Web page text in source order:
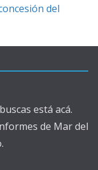
del
está acá.
de Mar del